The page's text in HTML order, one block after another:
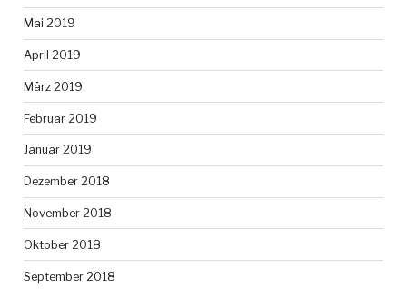
Mai 2019
April 2019
März 2019
Februar 2019
Januar 2019
Dezember 2018
November 2018
Oktober 2018
September 2018